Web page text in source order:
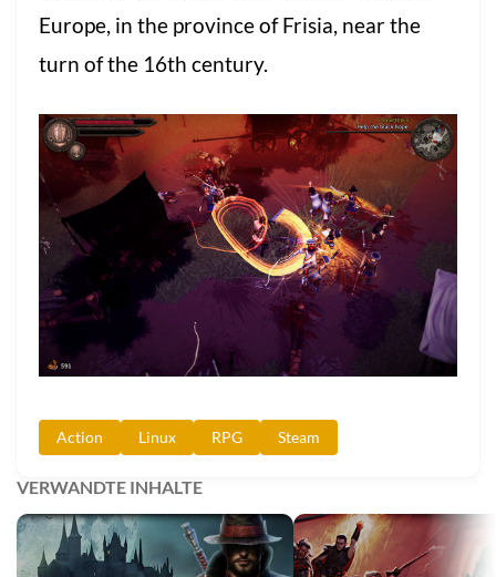
Europe, in the province of Frisia, near the
turn of the 16th century.
Action Linux RPG Steam
VERWANDTE INHALTE